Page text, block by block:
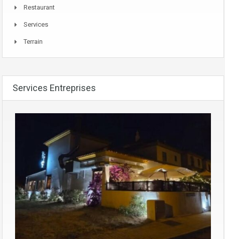
Restaurant
Services
Terrain
Services Entreprises